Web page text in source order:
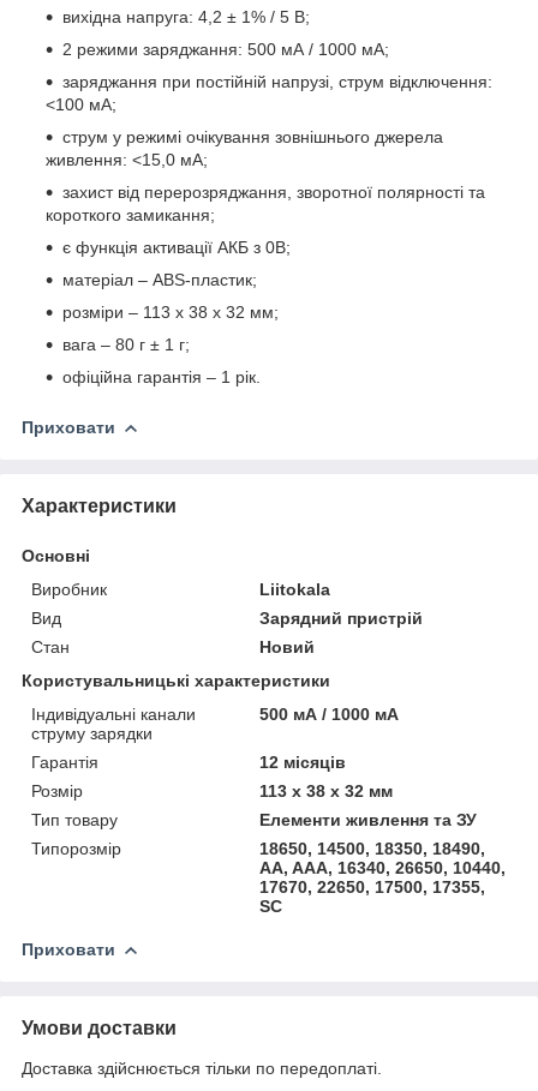
вихідна напруга: 4,2 ± 1% / 5 В;
2 режими заряджання: 500 мА / 1000 мА;
заряджання при постійній напрузі, струм відключення:
<100 мА;
струм у режимі очікування зовнішнього джерела
живлення: <15,0 мА;
захист від перерозряджання, зворотної полярності та
короткого замикання;
є функція активації АКБ з 0В;
матеріал – ABS-пластик;
розміри – 113 х 38 х 32 мм;
вага – 80 г ± 1 г;
офіційна гарантія – 1 рік.
Приховати
Характеристики
Основні
Виробник
Liitokala
Вид
Зарядний пристрій
Стан
Новий
Користувальницькі характеристики
Індивідуальні канали
струму зарядки
500 мА / 1000 мА
Гарантія
12 місяців
Розмір
113 х 38 х 32 мм
Тип товару
Елементи живлення та ЗУ
Типорозмір
18650, 14500, 18350, 18490,
AA, AAA, 16340, 26650, 10440,
17670, 22650, 17500, 17355,
SC
Приховати
Умови доставки
Доставка здійснюється тільки по передоплаті.